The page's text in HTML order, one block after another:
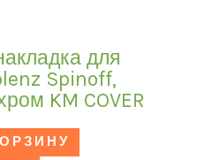
для
Spinoff,
KM COVER